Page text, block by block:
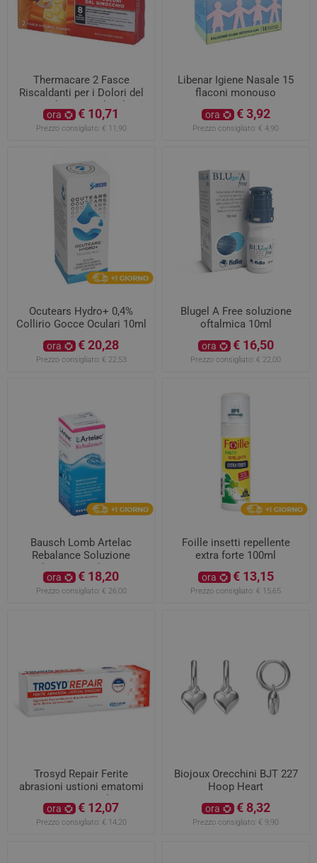
Thermacare 2 Fasce
Riscaldanti per i Dolori del
Ginocchio 8 ore di calore
continuo
ora € 10,71
Prezzo consigliato: € 11,90
Libenar Igiene Nasale 15
flaconi monouso
ora € 3,92
Prezzo consigliato: € 4,90
Ocutears Hydro+ 0,4%
Collirio Gocce Oculari 10ml
ora € 20,28
Prezzo consigliato: € 22,53
Blugel A Free soluzione
oftalmica 10ml
ora € 16,50
Prezzo consigliato: € 22,00
Bausch Lomb Artelac
Rebalance Soluzione
idratante per lenti a
contatto 10ml
ora € 18,20
Prezzo consigliato: € 26,00
Foille insetti repellente
extra forte 100ml
ora € 13,15
Prezzo consigliato: € 15,65
Trosyd Repair Ferite
abrasioni ustioni ematomi
crema 25ml
ora € 12,07
Prezzo consigliato: € 14,20
Biojoux Orecchini BJT 227
Hoop Heart
ora € 8,32
Prezzo consigliato: € 9,90